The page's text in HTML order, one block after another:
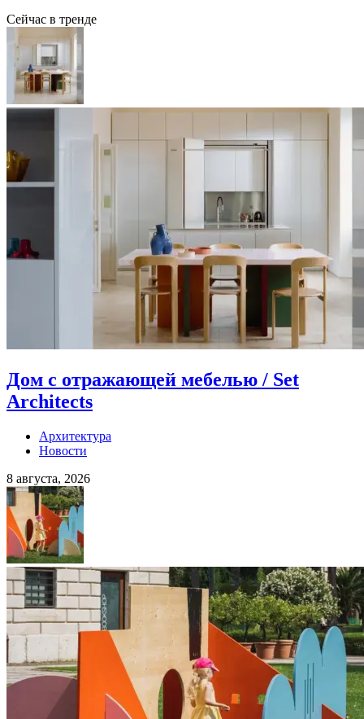
Сейчас в тренде
Дом с отражающей мебелью / Set
Architects
Архитектура
Новости
8 августа, 2026